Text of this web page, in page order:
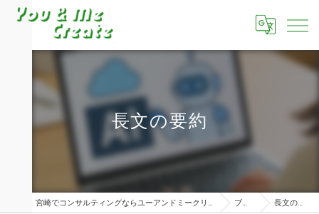
長文の要約
宮崎でコンサルティングならユーアンドミークリエイト株式会社 ブログ 長文の要約